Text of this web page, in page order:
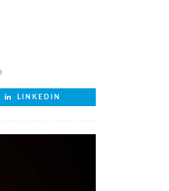
LINKEDIN